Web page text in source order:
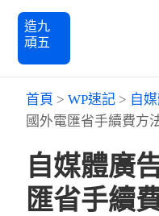
造九
頑五
首頁 > WP速記 > 自
國外電匯省手續費方
自媒體廣
匯省手續